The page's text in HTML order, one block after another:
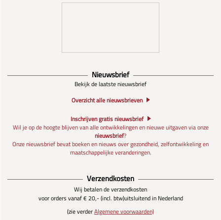
Nieuwsbrief
Bekijk de laatste nieuwsbrief
Overzicht alle nieuwsbrieven
Inschrijven gratis nieuwsbrief
Wil je op de hoogte blijven van alle ontwikkelingen en nieuwe uitgaven via onze
nieuwsbrief?
Onze nieuwsbrief bevat boeken en nieuws over gezondheid, zelfontwikkeling en
maatschappelijke veranderingen.
Verzendkosten
Wij betalen de verzendkosten
voor orders vanaf € 20,- (incl. btw)uitsluitend in Nederland
(zie verderAlgemene voorwaarden)